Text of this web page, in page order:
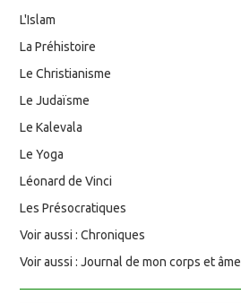
L'Islam
La Préhistoire
Le Christianisme
Le Judaïsme
Le Kalevala
Le Yoga
Léonard de Vinci
Les Présocratiques
Voir aussi : Chroniques
Voir aussi : Journal de mon corps et âme